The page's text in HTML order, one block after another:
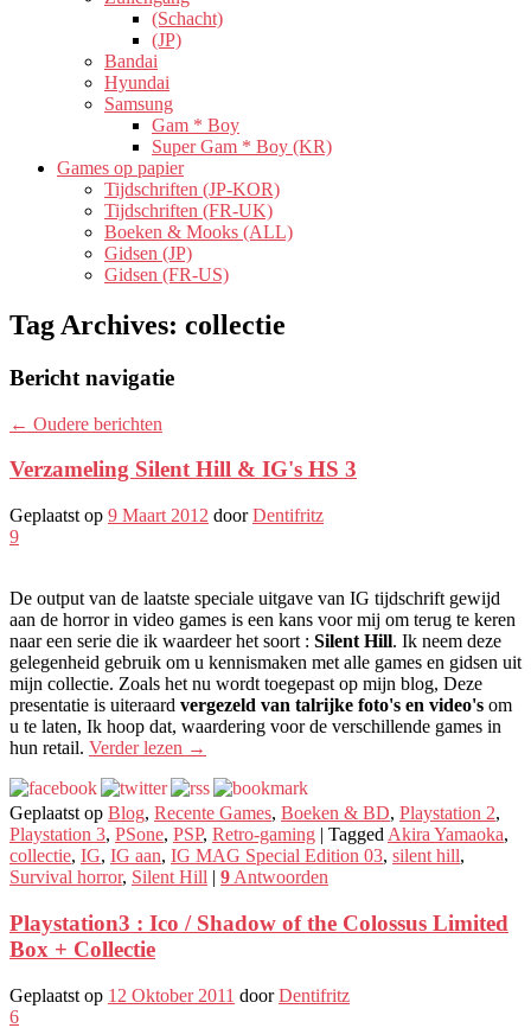
(Schacht)
(JP)
Bandai
Hyundai
Samsung
Gam * Boy
Super Gam * Boy (KR)
Games op papier
Tijdschriften (JP-KOR)
Tijdschriften (FR-UK)
Boeken & Mooks (ALL)
Gidsen (JP)
Gidsen (FR-US)
Tag Archives: collectie
Bericht navigatie
← Oudere berichten
Verzameling Silent Hill & IG's HS 3
Geplaatst op 9 Maart 2012 doorDentifritz
9
De output van de laatste speciale uitgave van IG tijdschrift gewijd
aan de horror in video games is een kans voor mij om terug te keren
naar een serie die ik waardeer het soort : Silent Hill. Ik neem deze
gelegenheid gebruik om u kennismaken met alle games en gidsen uit
mijn collectie. Zoals het nu wordt toegepast op mijn blog, Deze
presentatie is uiteraard vergezeld van talrijke foto's en video's om
u te laten, Ik hoop dat, waardering voor de verschillende games in
hun retail. Verder lezen →
Geplaatst op Blog, Recente Games, Boeken & BD, Playstation 2,
Playstation 3, PSone, PSP, Retro-gaming | Tagged Akira Yamaoka,
collectie, IG, IG aan, IG MAG Special Edition 03, silent hill,
Survival horror, Silent Hill | 9 Antwoorden
Playstation3 : Ico / Shadow of the Colossus Limited
Box + Collectie
Geplaatst op 12 Oktober 2011 doorDentifritz
6